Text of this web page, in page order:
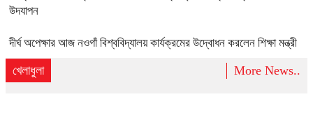
উদযাপন
দীর্ঘ অপেক্ষার আজ নওগাঁ বিশ্ববিদ্যালয় কার্যক্রমের উদ্বোধন করলেন শিক্ষা মন্ত্রী
খেলাধুলা More News..